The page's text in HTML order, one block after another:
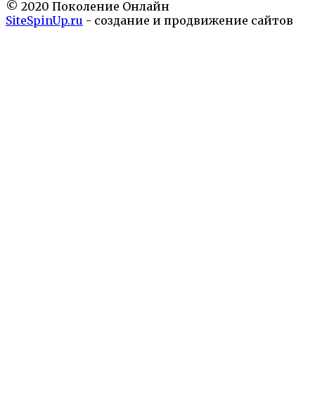
© 2020 Поколение Онлайн
SiteSpinUp.ru - создание и продвижение сайтов